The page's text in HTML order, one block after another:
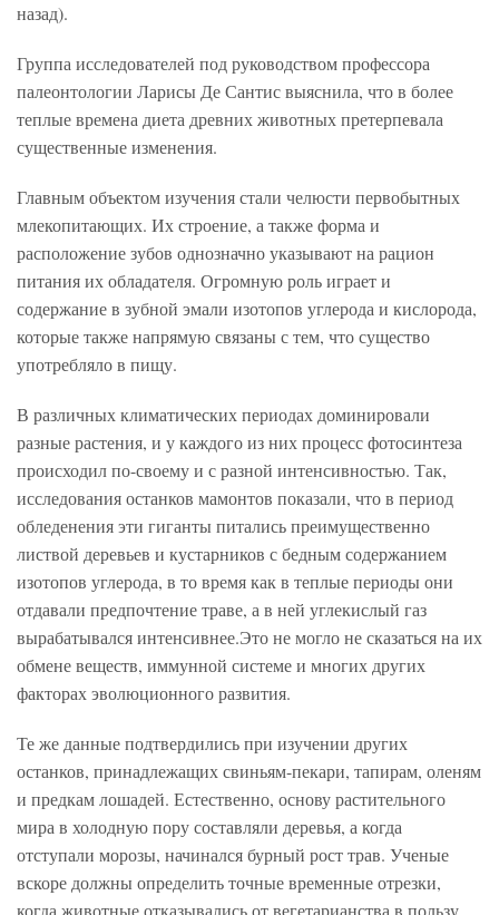
назад).
Группа исследователей под руководством профессора
палеонтологии Ларисы Де Сантис выяснила, что в более
теплые времена диета древних животных претерпевала
существенные изменения.
Главным объектом изучения стали челюсти первобытных
млекопитающих. Их строение, а также форма и
расположение зубов однозначно указывают на рацион
питания их обладателя. Огромную роль играет и
содержание в зубной эмали изотопов углерода и кислорода,
которые также напрямую связаны с тем, что существо
употребляло в пищу.
В различных климатических периодах доминировали
разные растения, и у каждого из них процесс фотосинтеза
происходил по-своему и с разной интенсивностью. Так,
исследования останков мамонтов показали, что в период
обледенения эти гиганты питались преимущественно
листвой деревьев и кустарников с бедным содержанием
изотопов углерода, в то время как в теплые периоды они
отдавали предпочтение траве, а в ней углекислый газ
вырабатывался интенсивнее.Это не могло не сказаться на их
обмене веществ, иммунной системе и многих других
факторах эволюционного развития.
Те же данные подтвердились при изучении других
останков, принадлежащих свиньям-пекари, тапирам, оленям
и предкам лошадей. Естественно, основу растительного
мира в холодную пору составляли деревья, а когда
отступали морозы, начинался бурный рост трав. Ученые
вскоре должны определить точные временные отрезки,
когда животные отказывались от вегетарианства в пользу